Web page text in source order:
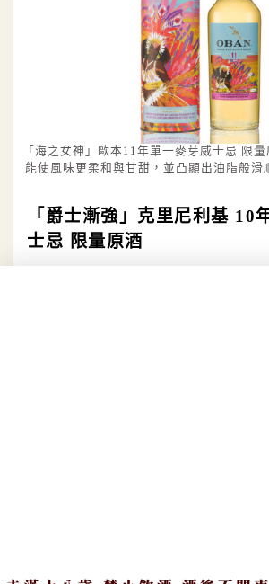
「海之女神」歐本11年單一麥芽威士忌 限
能使風味更柔和與甘甜，並凸顯出油脂般滑
「爵士漸強」克里尼利基 10
士忌 限量原酒